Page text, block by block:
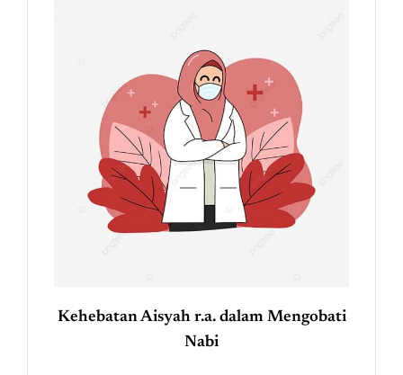
Kehebatan Aisyah r.a. dalam Mengobati
Nabi